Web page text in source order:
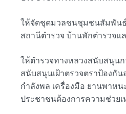
ให้จัดชุดมวลชนชุมชนสัมพันธ์
สถานีตำรวจ บ้านพักตำรวจแ
ให้ตำรวจทางหลวงสนับสนุน
สนับสนุนเฝ้าตรวจตราป้องกั
กำลังพล เครื่องมือ ยานพาห
ประชาชนต้องการความช่วยเ